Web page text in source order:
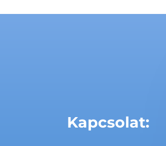
Kapcsolat: